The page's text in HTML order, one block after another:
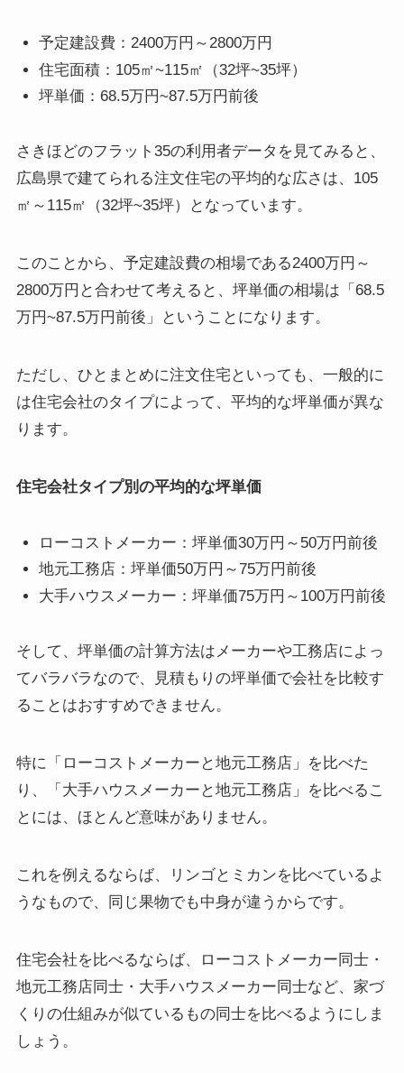
予定建設費：2400万円～2800万円
住宅面積：105㎡~115㎡（32坪~35坪）
坪単価：68.5万円~87.5万円前後
さきほどのフラット35の利用者データを見てみると、
広島県で建てられる注文住宅の平均的な広さは、105
㎡～115㎡（32坪~35坪）となっています。
このことから、予定建設費の相場である2400万円～
2800万円と合わせて考えると、坪単価の相場は「68.5
万円~87.5万円前後」ということになります。
ただし、ひとまとめに注文住宅といっても、一般的に
は住宅会社のタイプによって、平均的な坪単価が異な
ります。
住宅会社タイプ別の平均的な坪単価
ローコストメーカー：坪単価30万円～50万円前後
地元工務店：坪単価50万円～75万円前後
大手ハウスメーカー：坪単価75万円～100万円前後
そして、坪単価の計算方法はメーカーや工務店によっ
てバラバラなので、見積もりの坪単価で会社を比較す
ることはおすすめできません。
特に「ローコストメーカーと地元工務店」を比べた
り、「大手ハウスメーカーと地元工務店」を比べるこ
とには、ほとんど意味がありません。
これを例えるならば、リンゴとミカンを比べているよ
うなもので、同じ果物でも中身が違うからです。
住宅会社を比べるならば、ローコストメーカー同士・
地元工務店同士・大手ハウスメーカー同士など、家づ
くりの仕組みが似ているもの同士を比べるようにしま
しょう。